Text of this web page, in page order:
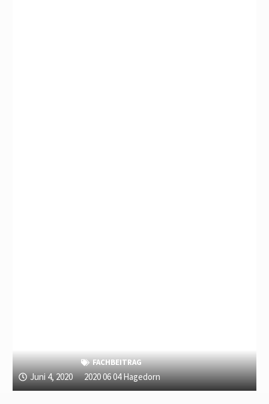
FACHBEITRAG
Juni 4, 2020 2020 06 04 Hagedorn